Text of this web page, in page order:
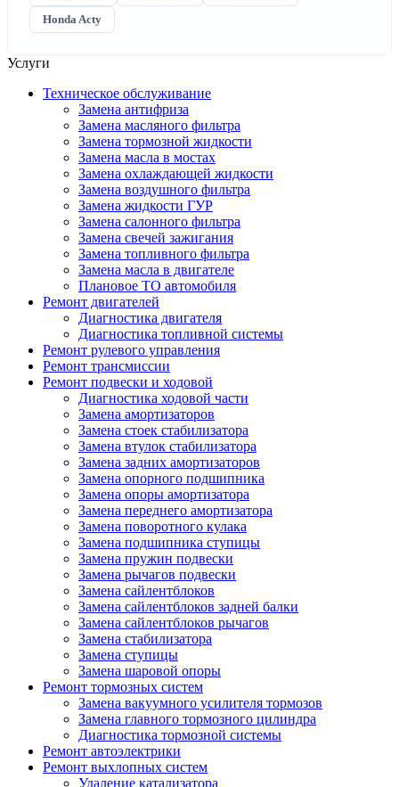
Honda Acty
Услуги
Техническое обслуживание
Замена антифриза
Замена масляного фильтра
Замена тормозной жидкости
Замена масла в мостах
Замена охлаждающей жидкости
Замена воздушного фильтра
Замена жидкости ГУР
Замена салонного фильтра
Замена свечей зажигания
Замена топливного фильтра
Замена масла в двигателе
Плановое ТО автомобиля
Ремонт двигателей
Диагностика двигателя
Диагностика топливной системы
Ремонт рулевого управления
Ремонт трансмиссии
Ремонт подвески и ходовой
Диагностика ходовой части
Замена амортизаторов
Замена стоек стабилизатора
Замена втулок стабилизатора
Замена задних амортизаторов
Замена опорного подшипника
Замена опоры амортизатора
Замена переднего амортизатора
Замена поворотного кулака
Замена подшипника ступицы
Замена пружин подвески
Замена рычагов подвески
Замена сайлентблоков
Замена сайлентблоков задней балки
Замена сайлентблоков рычагов
Замена стабилизатора
Замена ступицы
Замена шаровой опоры
Ремонт тормозных систем
Замена вакуумного усилителя тормозов
Замена главного тормозного цилиндра
Диагностика тормозной системы
Ремонт автоэлектрики
Ремонт выхлопных систем
Удаление катализатора